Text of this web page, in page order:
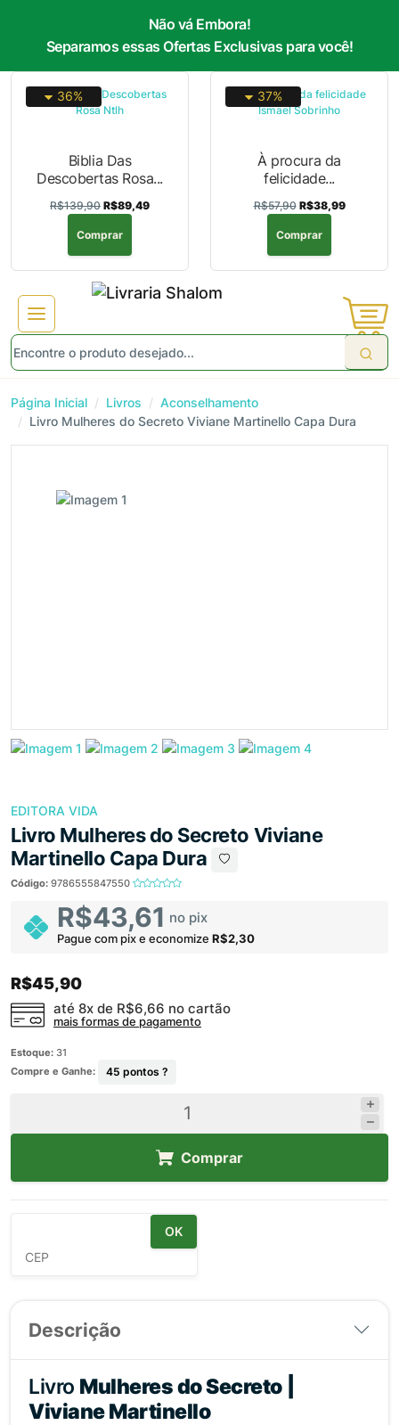
Não vá Embora!
Separamos essas Ofertas Exclusivas para você!
36%
Biblia Das
Descobertas Rosa...
R$139,90 R$89,49
Comprar
37%
À procura da
felicidade...
R$57,90 R$38,99
Comprar
Página Inicial Livros
Aconselhamento
Livro Mulheres do Secreto Viviane Martinello Capa Dura
EDITORA VIDA
Livro Mulheres do Secreto Viviane
Martinello Capa Dura
Código: 9786555847550
R$43,61 no pix
Pague com pix e economize R$2,30
R$45,90
até 8x de R$6,66 no cartão
mais formas de pagamento
Estoque: 31
Compre e Ganhe:
45 pontos ?
Comprar
OK
Descrição
Livro Mulheres do Secreto |
Viviane Martinello